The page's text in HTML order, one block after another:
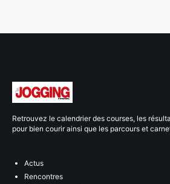
Retrouvez le calendrier des courses, les
pour bien courir ainsi que les parcours et
Actus
Rencontres